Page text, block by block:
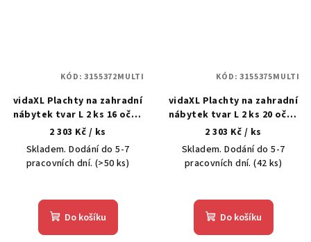
vidaXL Plachty na zahradní
nábytek tvar L 2 ks 16 oček
250x250x70 cm
2 303 Kč / ks
Skladem. Dodání do 5-7
pracovních dní.(>50 ks)
Do košíku
KÓD:3155372MULTI
vidaXL Plachty na zahradní
nábytek tvar L 2 ks 20 oček
300x300x70 cm
2 303 Kč / ks
Skladem. Dodání do 5-7
pracovních dní.(42 ks)
Do košíku
KÓD:3155375MULTI